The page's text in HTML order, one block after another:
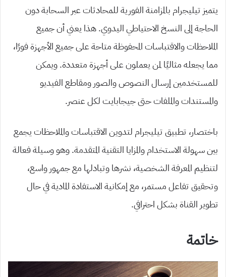
يتميز تيليجرام بالمزامنة الفورية للمحادثات عبر السحابة دون
الحاجة إلى النسخ الاحتياطي اليدوي. هذا يعني أن جميع
الملاحظات والاقتباسات المحفوظة متاحة على جميع الأجهزة فورًا،
مما يجعله مثاليًا لمن يعملون على أجهزة متعددة. ويمكن
للمستخدمين إرسال النصوص والصور ومقاطع الفيديو
والمستندات والملفات حتى جيجابايت لكل عنصر.
باختصار، تطبيق تيليجرام لتدوين الاقتباسات والملاحظات يجمع
بين سهولة الاستخدام والمزايا التقنية المتقدمة. وهو وسيلة فعالة
لتنظيم المعرفة الشخصية، نشرها وتبادلها مع جمهور واسع،
وتحقيق تفاعل مستمر، مع إمكانية الاستفادة المادية في حال
تطوير القناة بشكل احترافي.
خاتمة